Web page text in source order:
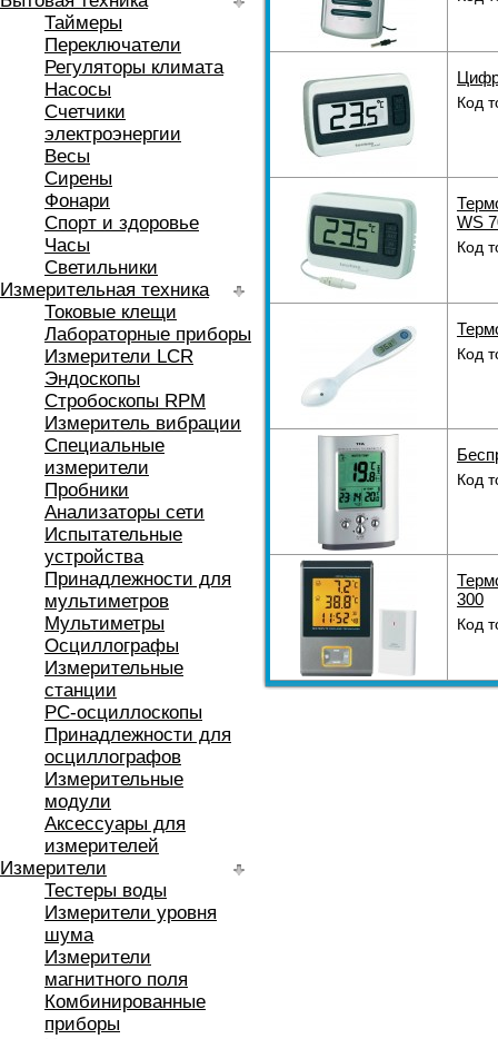
Таймеры
Переключатели
Регуляторы климата
Насосы
Счетчики
электроэнергии
Весы
Сирены
Фонари
Спорт и здоровье
Часы
Светильники
Измерительная техника
Токовые клещи
Лабораторные приборы
Измерители LCR
Эндоскопы
Стробоскопы RPM
Измеритель вибрации
Специальные
измерители
Пробники
Анализаторы сети
Испытательные
устройства
Принадлежности для
мультиметров
Мультиметры
Осциллографы
Измерительные
станции
РС-осциллоскопы
Принадлежности для
осциллографов
Измерительные
модули
Аксессуары для
измерителей
Измерители
Тестеры воды
Измерители уровня
шума
Измерители
магнитного поля
Комбинированные
приборы
Код
WS
Код
Код
Код
300
Код